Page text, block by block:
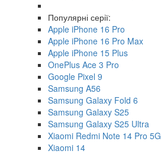
Популярні серії:
Apple iPhone 16 Pro
Apple iPhone 16 Pro Max
Apple iPhone 15 Plus
OnePlus Ace 3 Pro
Google Pixel 9
Samsung A56
Samsung Galaxy Fold 6
Samsung Galaxy S25
Samsung Galaxy S25 Ultra
Xiaomi Redmi Note 14 Pro 5G
Xiaomi 14